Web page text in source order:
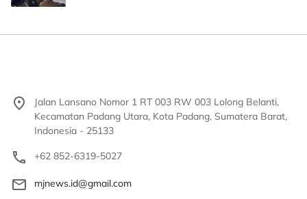
Jalan Lansano Nomor 1 RT 003 RW 003 Lolong Belanti,
Kecamatan Padang Utara, Kota Padang, Sumatera Barat,
Indonesia - 25133
+62 852-6319-5027
mjnews.id@gmail.com